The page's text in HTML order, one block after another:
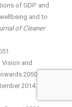
of GDP and
and to
of Cleaner
and
2050.
2014. 30